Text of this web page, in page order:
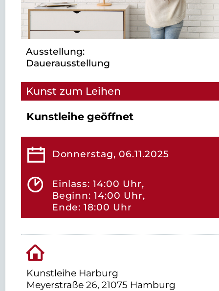
Ausstellung:
Dauerausstellung
Kunst zum Leihen
Kunstleihe geöffnet
Donnerstag, 06.11.2025
Einlass: 14:00 Uhr,
Beginn: 14:00 Uhr,
Ende: 18:00 Uhr
Kunstleihe Harburg
Meyerstraße 26, 21075 Hamburg